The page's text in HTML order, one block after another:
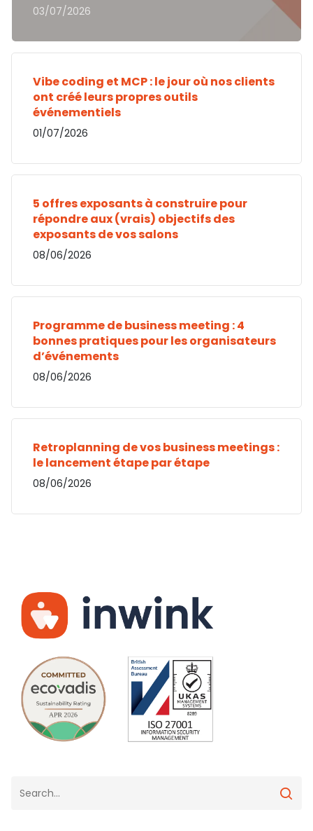
03/07/2026
Vibe coding et MCP : le jour où nos clients
ont créé leurs propres outils
événementiels
01/07/2026
5 offres exposants à construire pour
répondre aux (vrais) objectifs des
exposants de vos salons
08/06/2026
Programme de business meeting : 4
bonnes pratiques pour les organisateurs
d’événements
08/06/2026
Retroplanning de vos business meetings :
le lancement étape par étape
08/06/2026